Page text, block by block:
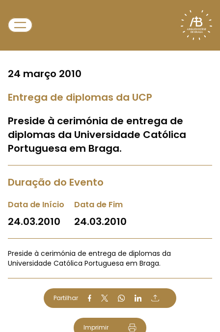
24 março 2010
Entrega de diplomas da UCP
Preside à cerimónia de entrega de
diplomas da Universidade Católica
Portuguesa em Braga.
Duração do Evento
Data de Início
24.03.2010
Data de Fim
24.03.2010
Preside à cerimónia de entrega de diplomas da
Universidade Católica Portuguesa em Braga.
Partilhar
Imprimir